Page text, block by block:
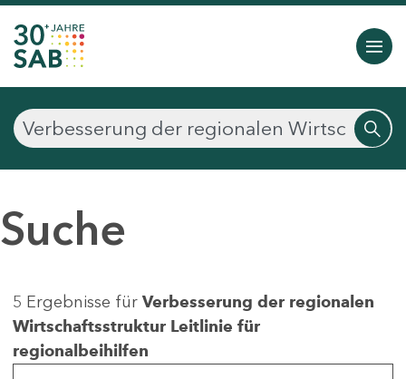
Suche
5 Ergebnisse für Verbesserung der regionalen
Wirtschaftsstruktur Leitlinie für
regionalbeihilfen